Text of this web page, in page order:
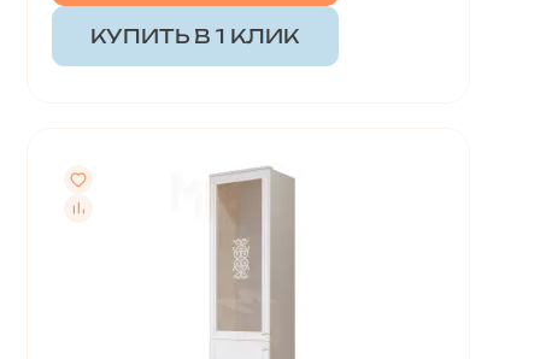
КУПИТЬ В 1 КЛИК